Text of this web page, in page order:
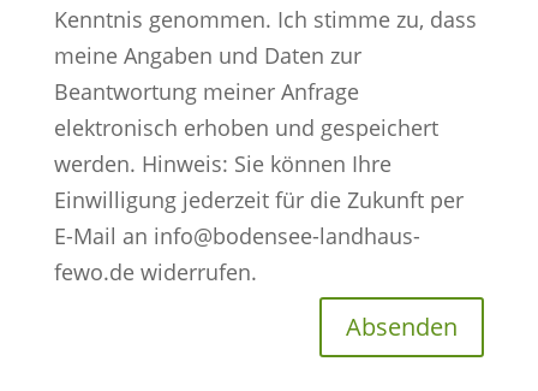
Kenntnis genommen. Ich stimme zu, dass
meine Angaben und Daten zur
Beantwortung meiner Anfrage
elektronisch erhoben und gespeichert
werden. Hinweis: Sie können Ihre
Einwilligung jederzeit für die Zukunft per
E-Mail an info@bodensee-landhaus-
fewo.de widerrufen.
Absenden